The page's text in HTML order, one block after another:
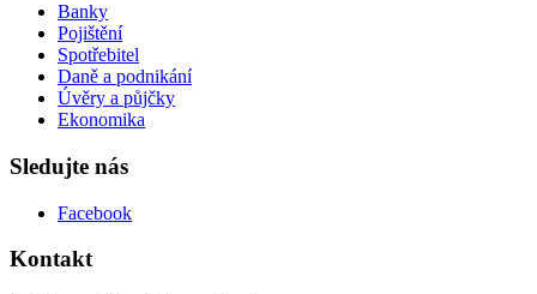
Banky
Pojištění
Spotřebitel
Daně a podnikání
Úvěry a půjčky
Ekonomika
Sledujte nás
Facebook
Kontakt